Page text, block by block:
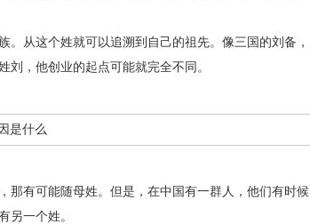
从这个姓就可以追溯到自己的祖先。像三国的刘备，
刘，他创业的起点可能就完全不同。
有可能随母姓。但是，在中国有一群人，他们有时候
另一个姓。